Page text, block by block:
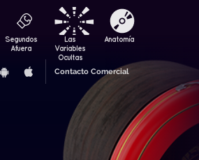
Segundos
Afuera
Las
Variables
Ocultas
Anatomía
Contacto Comercial